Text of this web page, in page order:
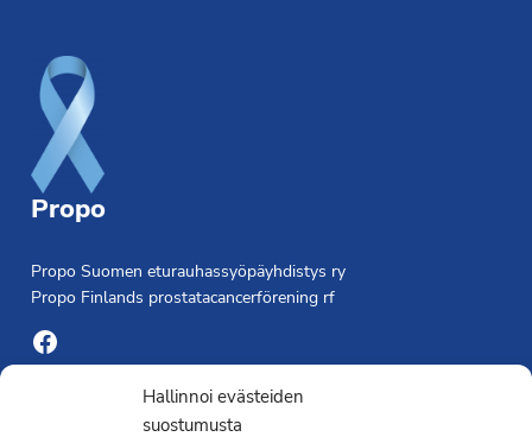
Hallinnoi evästeiden
suostumusta
Propo
Propo Suomen eturauhassyöpäyhdistys ry
Propo Finlands prostatacancerförening rf
Facebook
Yhdistyksen toimisto